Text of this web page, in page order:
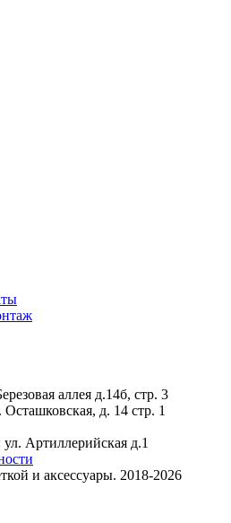
аллея д.14б, стр. 3
д. 14 стр. 1
Артиллерийская д.1
и аксессуары. 2018-2026